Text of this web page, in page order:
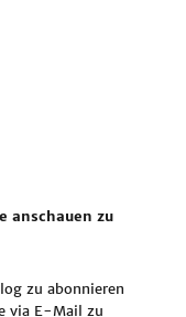
anschauen zu
zu abonnieren
via E-Mail zu